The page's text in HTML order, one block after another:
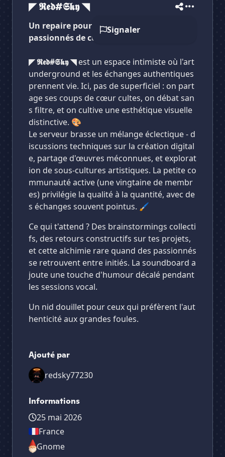
◤ 𝕽𝖊𝖉#𝕾𝖐𝖞 ◥
Signaler
Un repaire pour les créatifs et les
passionnés de culture alternative
◤ 𝕽𝖊𝖉#𝕾𝖐𝖞 ◥est un espace intimiste où l'art
underground et les échanges authentiques
prennent vie. Ici, pas de superficiel : on part
age ses coups de cœur cultes, on débat san
s filtre, et on cultive une esthétique visuelle
distinctive. 🎨
Le serveur brasse un mélange éclectique - d
iscussions techniques sur la création digital
e, partage d'œuvres méconnues, et explorat
ion de sous-cultures artistiques. La petite co
mmunauté active (une vingtaine de membr
es) privilégie la qualité à la quantité, avec de
s échanges souvent pointus. 🖌️
Ce qui t'attend ? Des brainstormings collecti
fs, des retours constructifs sur tes projets,
et cette alchimie rare quand des passionnés
se retrouvent entre initiés. La soundboard a
joute une touche d'humour décalé pendant
les sessions vocal.
Un nid douillet pour ceux qui préfèrent l'aut
henticité aux grandes foules.
Ajouté par
redsky77230
Informations
25 mai 2026
France
Gnome